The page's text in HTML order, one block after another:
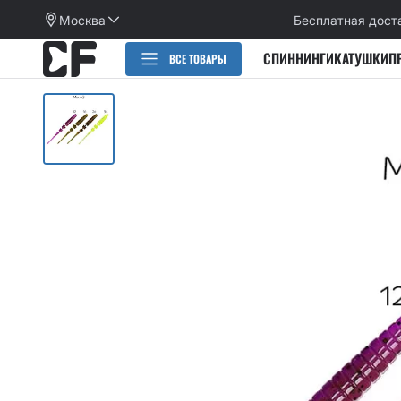
Москва Бесплатная
ВСЕ ТОВАРЫ
РАСПРОДАЖА
СПИННИНГИКАТУШКИ